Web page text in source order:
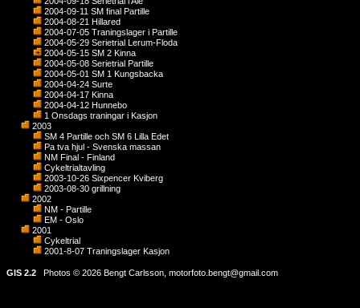
2004-09-11 SM final Partille
2004-08-21 Hillared
2004-07-05 Traningslager i Partille
2004-05-29 Serietrial Lerum-Floda
2004-05-15 SM 2 Kinna
2004-05-08 Serietrial Partille
2004-05-01 SM 1 Kungsbacka
2004-04-24 Surte
2004-04-17 Kinna
2004-04-12 Hunnebo
1 Onsdags traningar i Kasjon
2003
SM 4 Partille och SM 6 Lilla Edet
Pa tva hjul - Svenska massan
NM Final - Finland
Cykeltrialtavling
2003-10-26 Sixpencer Kviberg
2003-08-30 grillning
2002
NM - Partille
EM - Oslo
2001
Cykeltrial
2001-8-07 Traningslager Kasjon
GIS 2.2 Photos © 2026 Bengt Carlsson, motorfoto.bengt@gmail.com